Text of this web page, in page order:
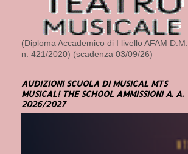
(Diploma Accademico di I livello AFAM D.M.
n. 421/2020) (scadenza 03/09/26)
AUDIZIONI SCUOLA DI MUSICAL MTS
MUSICAL! THE SCHOOL AMMISSIONI A. A.
2026/2027